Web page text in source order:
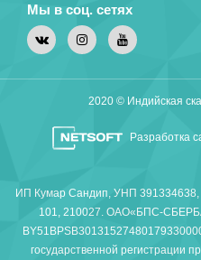
Мы в соц. сетях
Разработка
2020 © Индийская
ИП Кумар Сандип, УНП 391334638,
101, 210027. ОАО«БПС-
государственной регистрации